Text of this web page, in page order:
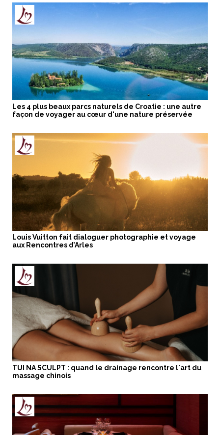
Les 4 plus beaux parcs naturels de Croatie : une autre
façon de voyager au cœur d'une nature préservée
Louis Vuitton fait dialoguer photographie et voyage
aux Rencontres d’Arles
TUI NA SCULPT : quand le drainage rencontre l'art du
massage chinois